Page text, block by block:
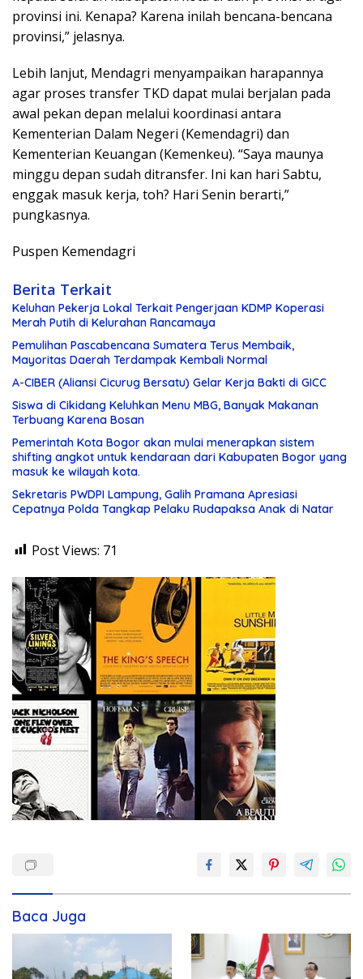
provinsi ini. Kenapa? Karena inilah bencana-bencana
provinsi,” jelasnya.
Lebih lanjut, Mendagri menyampaikan harapannya
agar proses transfer TKD dapat mulai berjalan pada
awal pekan depan melalui koordinasi antara
Kementerian Dalam Negeri (Kemendagri) dan
Kementerian Keuangan (Kemenkeu). “Saya maunya
minggu depan sudah ditransfer. Ini kan hari Sabtu,
enggak masuk kerja, toh? Hari Senin berarti,”
pungkasnya.
Puspen Kemendagri
Berita Terkait
Keluhan Pekerja Lokal Terkait Pengerjaan KDMP Koperasi
Merah Putih di Kelurahan Rancamaya
Pemulihan Pascabencana Sumatera Terus Membaik,
Mayoritas Daerah Terdampak Kembali Normal
A-CIBER (Aliansi Cicurug Bersatu) Gelar Kerja Bakti di GICC
Siswa di Cikidang Keluhkan Menu MBG, Banyak Makanan
Terbuang Karena Bosan
Pemerintah Kota Bogor akan mulai menerapkan sistem
shifting angkot untuk kendaraan dari Kabupaten Bogor yang
masuk ke wilayah kota.
Sekretaris PWDPI Lampung, Galih Pramana Apresiasi
Cepatnya Polda Tangkap Pelaku Rudapaksa Anak di Natar
Post Views: 71
Baca Juga